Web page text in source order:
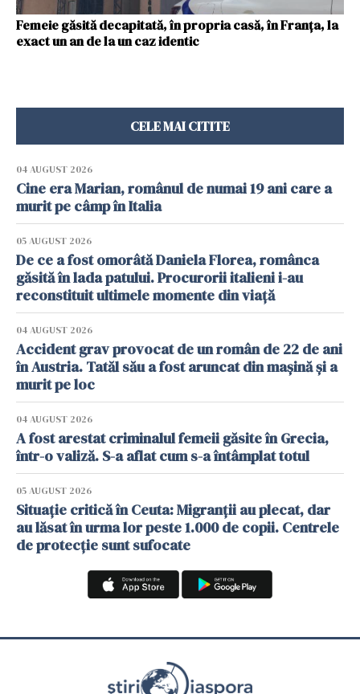
Femeie găsită decapitată, în propria casă, în Franța, la
exact un an de la un caz identic
CELE MAI CITITE
04 AUGUST 2026
Cine era Marian, românul de numai 19 ani care a
murit pe câmp în Italia
05 AUGUST 2026
De ce a fost omorâtă Daniela Florea, românca
găsită în lada patului. Procurorii italieni i-au
reconstituit ultimele momente din viață
04 AUGUST 2026
Accident grav provocat de un român de 22 de ani
în Austria. Tatăl său a fost aruncat din mașină și a
murit pe loc
04 AUGUST 2026
A fost arestat criminalul femeii găsite în Grecia,
într-o valiză. S-a aflat cum s-a întâmplat totul
05 AUGUST 2026
Situație critică în Ceuta: Migranții au plecat, dar
au lăsat în urma lor peste 1.000 de copii. Centrele
de protecție sunt sufocate